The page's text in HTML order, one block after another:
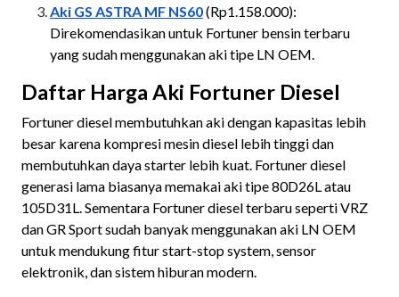
Aki GS ASTRA MF NS60(Rp1.158.000):
Direkomendasikan untuk Fortuner bensin terbaru
yang sudah menggunakan aki tipe LN OEM.
Daftar Harga Aki Fortuner Diesel
Fortuner diesel membutuhkan aki dengan kapasitas lebih
besar karena kompresi mesin diesel lebih tinggi dan
membutuhkan daya starter lebih kuat. Fortuner diesel
generasi lama biasanya memakai aki tipe 80D26L atau
105D31L. Sementara Fortuner diesel terbaru seperti VRZ
dan GR Sport sudah banyak menggunakan aki LN OEM
untuk mendukung fitur start-stop system, sensor
elektronik, dan sistem hiburan modern.